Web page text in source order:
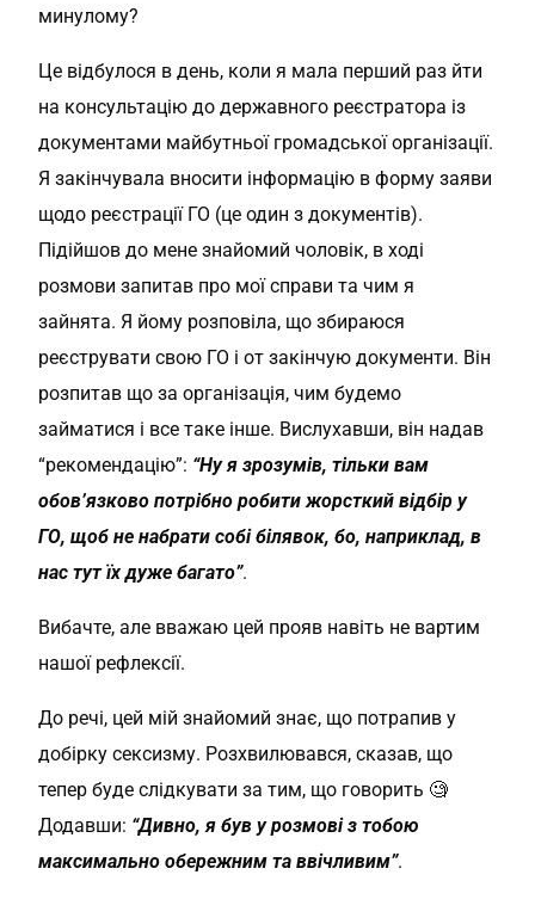
минулому?
Це відбулося в день, коли я мала перший раз йти
на консультацію до державного реєстратора із
документами майбутньої громадської організації.
Я закінчувала вносити інформацію в форму заяви
щодо реєстрації ГО (це один з документів).
Підійшов до мене знайомий чоловік, в ході
розмови запитав про мої справи та чим я
зайнята. Я йому розповіла, що збираюся
реєструвати свою ГО і от закінчую документи. Він
розпитав що за організація, чим будемо
займатися і все таке інше. Вислухавши, він надав
“рекомендацію”: “Ну я зрозумів, тільки вам
обов’язково потрібно робити жорсткий відбір у
ГО, щоб не набрати собі білявок, бо, наприклад, в
нас тут їх дуже багато”.
Вибачте, але вважаю цей прояв навіть не вартим
нашої рефлексії.
До речі, цей мій знайомий знає, що потрапив у
добірку сексизму. Розхвилювався, сказав, що
тепер буде слідкувати за тим, що говорить 🧐
Додавши: “Дивно, я був у розмові з тобою
максимально обережним та ввічливим”.